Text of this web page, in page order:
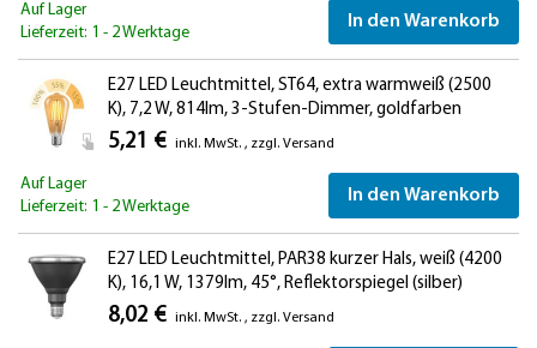
Auf Lager
Lieferzeit: 1 - 2 Werktage
In den Warenkorb
E27 LED Leuchtmittel, ST64, extra warmweiß (2500
K), 7,2 W, 814lm, 3-Stufen-Dimmer, goldfarben
5,21 € inkl. MwSt. , zzgl. Versand
Auf Lager
Lieferzeit: 1 - 2 Werktage
In den Warenkorb
E27 LED Leuchtmittel, PAR38 kurzer Hals, weiß (4200
K), 16,1 W, 1379lm, 45°, Reflektorspiegel (silber)
8,02 € inkl. MwSt. , zzgl. Versand